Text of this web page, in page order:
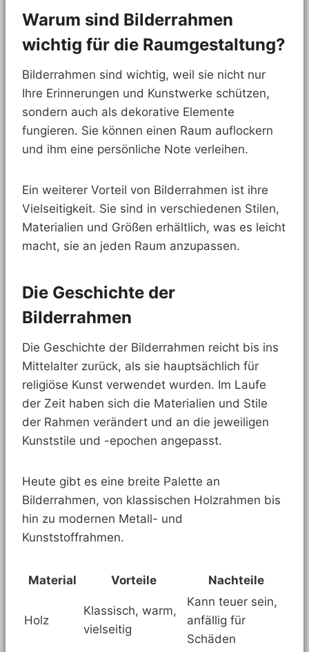
Warum sind Bilderrahmen
wichtig für die Raumgestaltung?
Bilderrahmen sind wichtig, weil sie nicht nur
Ihre Erinnerungen und Kunstwerke schützen,
sondern auch als dekorative Elemente
fungieren. Sie können einen Raum auflockern
und ihm eine persönliche Note verleihen.
Ein weiterer Vorteil von Bilderrahmen ist ihre
Vielseitigkeit. Sie sind in verschiedenen Stilen,
Materialien und Größen erhältlich, was es leicht
macht, sie an jeden Raum anzupassen.
Die Geschichte der
Bilderrahmen
Die Geschichte der Bilderrahmen reicht bis ins
Mittelalter zurück, als sie hauptsächlich für
religiöse Kunst verwendet wurden. Im Laufe
der Zeit haben sich die Materialien und Stile
der Rahmen verändert und an die jeweiligen
Kunststile und -epochen angepasst.
Heute gibt es eine breite Palette an
Bilderrahmen, von klassischen Holzrahmen bis
hin zu modernen Metall- und
Kunststoffrahmen.
Material Vorteile Nachteile
Holz
Klassisch, warm,
vielseitig
Kann teuer sein,
anfällig für
Schäden